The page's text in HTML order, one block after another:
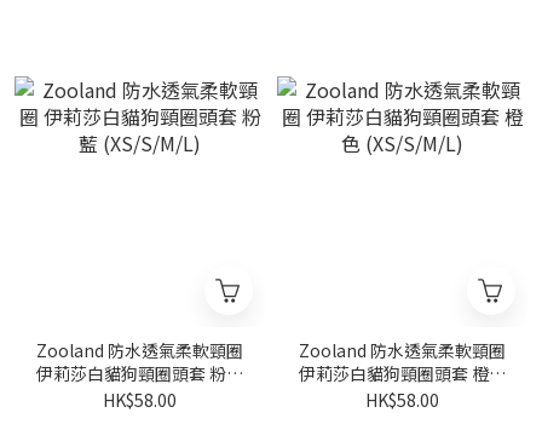
Zooland 防水透氣柔軟頸圈
伊莉莎白貓狗頸圈頭套 粉藍
(XS/S/M/L)
HK$58.00
Zooland 防水透氣柔軟頸圈
伊莉莎白貓狗頸圈頭套 橙色
(XS/S/M/L)
HK$58.00